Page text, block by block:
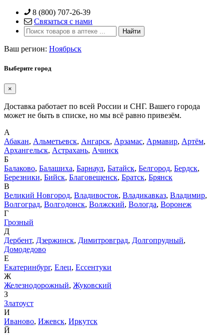
Skip
content
8 (800) 707-26-39
Связаться с нами
Ваш регион: Ноябрьск
Выберите город
×
Доставка работает по всей России и СНГ. Вашего города
может не быть в списке, но мы всё равно привезём.
А
Абакан, Альметьевск, Ангарск, Арзамас, Армавир, Артём,
Архангельск, Астрахань, Ачинск
Б
Балаково, Балашиха, Барнаул, Батайск, Белгород, Бердск,
Березники, Бийск, Благовещенск, Братск, Брянск
В
Великий Новгород, Владивосток, Владикавказ, Владимир,
Волгоград, Волгодонск, Волжский, Вологда, Воронеж
Г
Грозный
Д
Дербент, Дзержинск, Димитровград, Долгопрудный,
Домодедово
Е
Екатеринбург, Елец, Ессентуки
Ж
Железнодорожный, Жуковский
З
Златоуст
И
Иваново, Ижевск, Иркутск
Й